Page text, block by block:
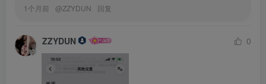
1个月前 @ZZYDUN 回复
ZZYDUN 0